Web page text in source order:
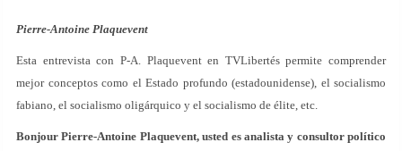
Pierre-Antoine Plaquevent
Esta entrevista con P-A. Plaquevent en TVLibertés permite comprender
mejor conceptos como el Estado profundo (estadounidense), el socialismo
fabiano, el socialismo oligárquico y el socialismo de élite, etc.
Bonjour Pierre-Antoine Plaquevent, usted es analista y consultor político